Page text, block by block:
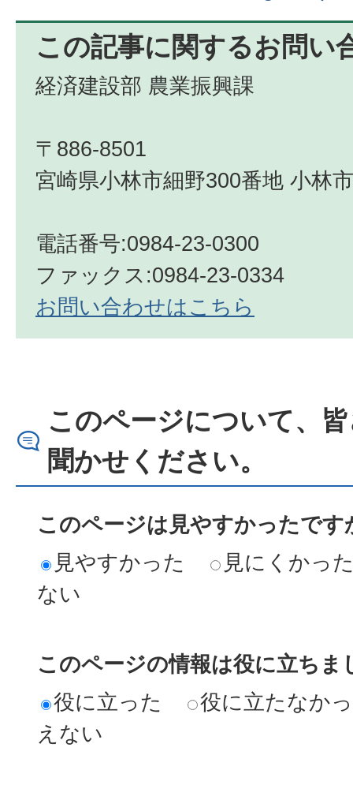
この記事に関するお問い
経済建設部 農業振興課
〒886-8501
宮崎県小林市細野300番地 小林
電話番号:0984-23-0300
ファックス:0984-23-0334
お問い合わせはこちら
このページについて、
聞かせください。
このページは見やすかったです
見やすかった
見にくかっ
ない
このページの情報は役に立ちま
役に立った
役に立たなか
えない